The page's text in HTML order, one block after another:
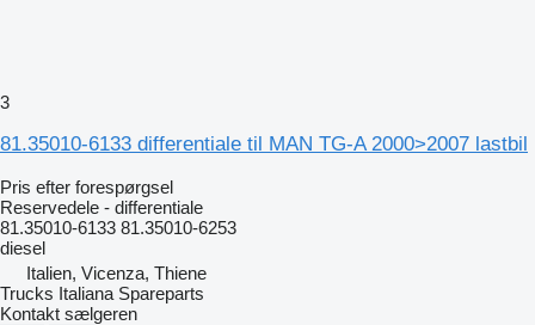
3
81.35010-6133 differentiale til MAN TG-A 2000>2007 lastbil
Pris efter forespørgsel
Reservedele - differentiale
81.35010-6133 81.35010-6253
diesel
Italien, Vicenza, Thiene
Trucks Italiana Spareparts
Kontakt sælgeren